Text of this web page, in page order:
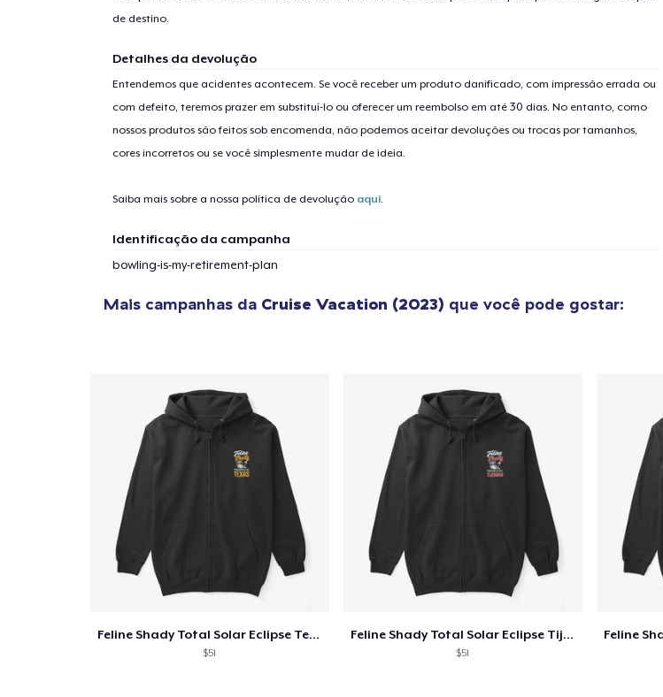
de destino.
Detalhes da devolução
Entendemos que acidentes acontecem. Se você receber um produto danificado, com impressão errada ou
com defeito, teremos prazer em substituí-lo ou oferecer um reembolso em até 30 dias. No entanto, como
nossos produtos são feitos sob encomenda, não podemos aceitar devoluções ou trocas por tamanhos,
cores incorretos ou se você simplesmente mudar de ideia.
Saiba mais sobre a nossa política de devolução aqui.
Identificação da campanha
bowling-is-my-retirement-plan
Mais campanhas da Cruise Vacation (2023) que você pode gostar:
Feline Shady Total Solar Eclipse Texas
$51
Feline Shady Total Solar Eclipse Tijuana
$51
Classic Crew Neck T-Shirt
US$ 40,99
Bella Canvas 3001 | Classic Unisex Jersey T-Shirt
Unisex Classic Crewneck Sweatshirt
Women's Classic Tee